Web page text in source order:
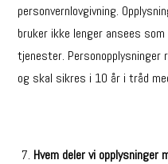
personvernlovgivning.
bruker ikke lenger ansees
tjenester.
og skal sikres i 10 år i tråd
Hvem deler vi opplysninger